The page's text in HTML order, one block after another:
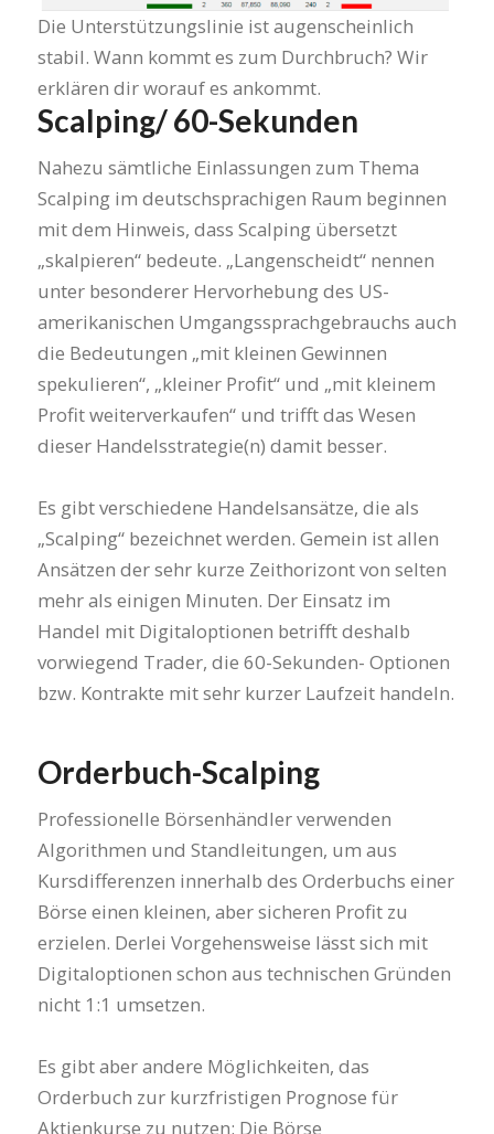
Die Unterstützungslinie ist augenscheinlich
stabil. Wann kommt es zum Durchbruch? Wir
erklären dir worauf es ankommt.
Scalping/ 60-Sekunden
Nahezu sämtliche Einlassungen zum Thema
Scalping im deutschsprachigen Raum beginnen
mit dem Hinweis, dass Scalping übersetzt
„skalpieren“ bedeute. „Langenscheidt“ nennen
unter besonderer Hervorhebung des US-
amerikanischen Umgangssprachgebrauchs auch
die Bedeutungen „mit kleinen Gewinnen
spekulieren“, „kleiner Profit“ und „mit kleinem
Profit weiterverkaufen“ und trifft das Wesen
dieser Handelsstrategie(n) damit besser.
Es gibt verschiedene Handelsansätze, die als
„Scalping“ bezeichnet werden. Gemein ist allen
Ansätzen der sehr kurze Zeithorizont von selten
mehr als einigen Minuten. Der Einsatz im
Handel mit Digitaloptionen betrifft deshalb
vorwiegend Trader, die 60-Sekunden- Optionen
bzw. Kontrakte mit sehr kurzer Laufzeit handeln.
Orderbuch-Scalping
Professionelle Börsenhändler verwenden
Algorithmen und Standleitungen, um aus
Kursdifferenzen innerhalb des Orderbuchs einer
Börse einen kleinen, aber sicheren Profit zu
erzielen. Derlei Vorgehensweise lässt sich mit
Digitaloptionen schon aus technischen Gründen
nicht 1:1 umsetzen.
Es gibt aber andere Möglichkeiten, das
Orderbuch zur kurzfristigen Prognose für
Aktienkurse zu nutzen: Die Börse